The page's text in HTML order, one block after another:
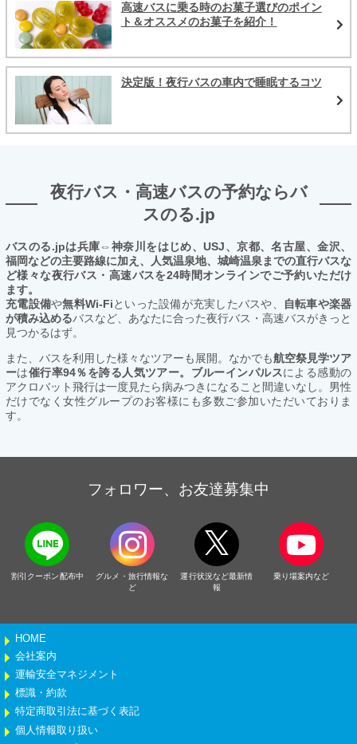
高速バスに乗る時のお菓子選びのポイン
ト＆オススメのお菓子を紹介！
決定版！夜行バスの車内で睡眠するコツ
夜行バス・高速バスの予約ならバ
スのる.jp
バスのる.jpは兵庫⇔神奈川をはじめ、USJ、京都、名古屋、金沢、
福岡などの主要路線に加え、人気温泉地、城崎温泉までの直行バスな
ど様々な夜行バス・高速バスを24時間オンラインでご予約いただけ
ます。
充電設備や無料Wi-Fiといった設備が充実したバスや、
自転車や楽器
が積み込めるバスなど、あなたに合った夜行バス・高速バスがきっと
見つかるはず。
また、バスを利用した様々なツアーも展開。なかでも航空祭見学ツア
ーは催行率94％を誇る人気ツアー。ブルーインパルスによる感動の
アクロバット飛行は一度見たら病みつきになること間違いなし。男性
だけでなく女性グループのお客様にも多数ご参加いただいておりま
す。
フォロワー、お友達募集中
割引クーポン配布中
グルメ・旅行情報な
ど
運行状況など最新情
報
乗り場案内など
HOME
会社案内
運輸安全マネジメント
標識・約款
特定商取引法に基づく表記
個人情報取り扱い